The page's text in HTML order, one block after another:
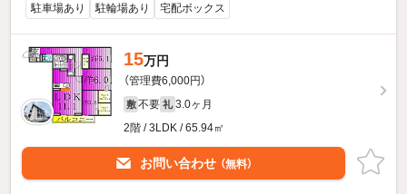
駐車場あり 駐輪場あり 宅配ボックス
15万円
（管理費6,000円）
敷 不要 礼 3.0ヶ月
2階 / 3LDK / 65.94㎡
お問い合わせ （無料）